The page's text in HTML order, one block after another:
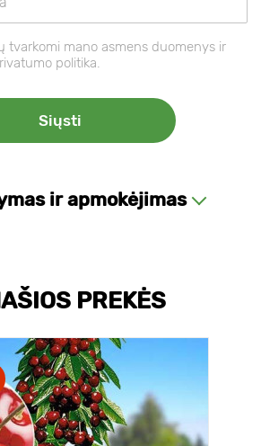
tvarkomi mano asmens duomenys ir
politika.
ir apmokėjimas
PREKĖS